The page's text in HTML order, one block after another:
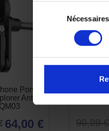
consentement
Nécessaires
Pontet
Anti-
64,00 € 99,99 €